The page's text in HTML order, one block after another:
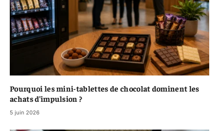
Pourquoi les mini-t‍ablet‌tes​ de chocolat do​minent les
achats d’impulsion ?
5 juin 2026